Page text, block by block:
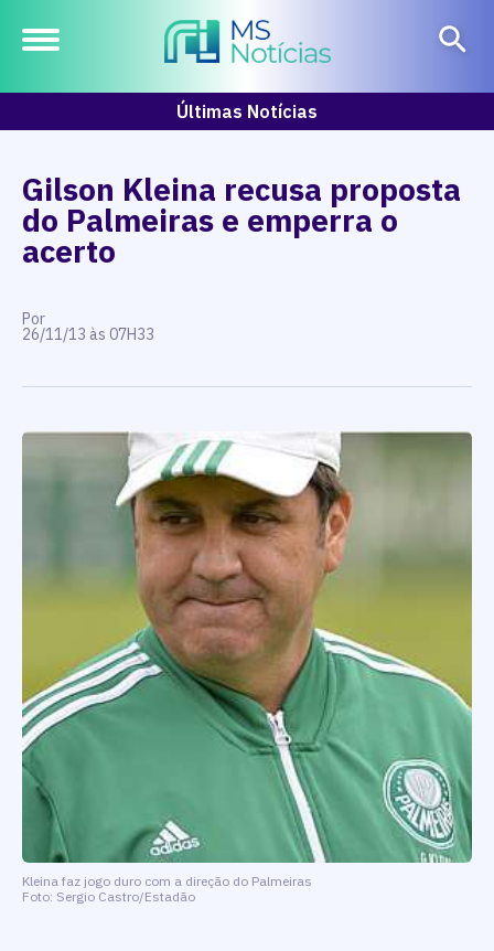
Últimas Notícias
Gilson Kleina recusa proposta
do Palmeiras e emperra o
acerto
Por
26/11/13 às 07H33
Kleina faz jogo duro com a direção do Palmeiras
Foto: Sergio Castro/Estadão